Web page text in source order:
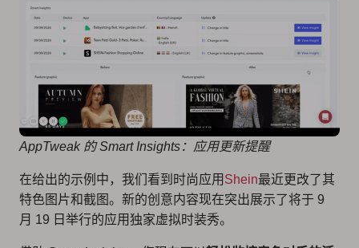
AppTweak 的 Smart Insights：应用更新提醒
在给出的示例中，我们看到时尚应用 Shein最近更改了其
特色图片和截图。新的创意内容现在突出展示了将于 9
月 19 日举行的应用独家虚拟时装秀。